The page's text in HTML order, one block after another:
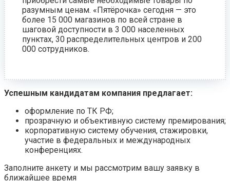
разумным ценам. «Пятёрочка» сегодня — это
более 15 000 магазинов по всей стране в
шаговой доступности в 3 000 населенных
пунктах, 30 распределительных центров и 200
000 сотрудников.
Успешным кандидатам компания предлагает:
оформление по ТК РФ;
прозрачную и объективную систему премирования;
корпоративную систему обучения, стажировки,
участие в федеральных и международных
конференциях.
Заполните анкету и мы рассмотрим вашу заявку в
ближайшее время